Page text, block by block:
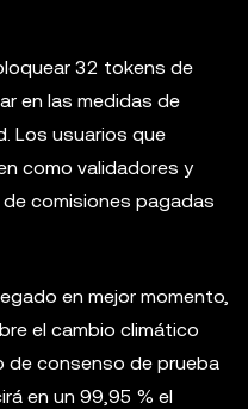
32 tokens de
en las medidas de
Los usuarios que
como validadores y
comisiones pagadas
en mejor momento,
el cambio climático
de consenso de prueba
en un 99,95 % el